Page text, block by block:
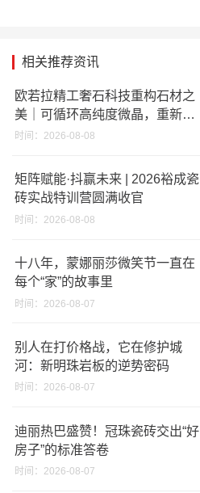
相关推荐资讯
欧若拉精工奢石科技重构石材之
美｜可循环高纯度微晶，重新定
义高端奢石原料
时间：2026-08-08
矩阵赋能·抖赢未来 | 2026裕成瓷
砖实战特训营圆满收官
时间：2026-08-08
十八年，蒙娜丽莎微笑节一直在
每个“家”的故事里
时间：2026-08-07
别人在打价格战，它在修护城
河：新明珠岩板的逆势密码
时间：2026-08-07
迪丽热巴盛赞！冠珠瓷砖交出“好
房子”的标准答卷
时间：2026-08-07